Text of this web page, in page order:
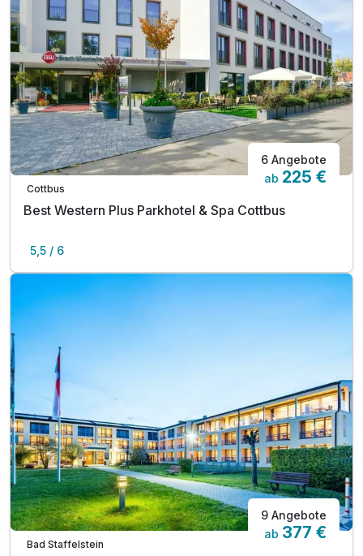
Cottbus
6 Angebote
ab 225 €
Best Western Plus Parkhotel & Spa Cottbus
5,5 / 6
Bad Staffelstein
9 Angebote
ab 377 €